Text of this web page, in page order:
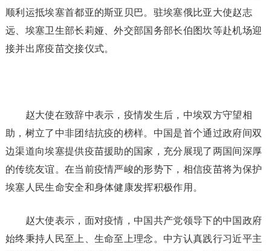
顺利运抵埃塞首都亚的斯亚贝巴。驻埃塞俄比亚大使赵志
远、埃塞卫生部长莉娅、外交部国务部长伯图坎等赴机场迎
接并出席疫苗交接仪式。
赵大使在致辞中表示，疫情发生后，中埃双方守望相
助，树立了中非团结抗疫的榜样。中国是首个通过政府间双
边渠道向埃塞提供疫苗援助的国家，充分展现了两国间深厚
的传统友谊。在当前疫情严峻的形势下，相信疫苗将为保护
埃塞人民生命安全和身体健康发挥积极作用。
赵大使表示，面对疫情，中国共产党领导下的中国政府
始终秉持人民至上、生命至上理念。中方认真践行习近平主